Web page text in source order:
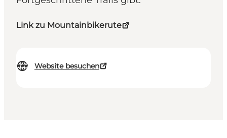
Link zu Mountainbikerute
Website besuchen